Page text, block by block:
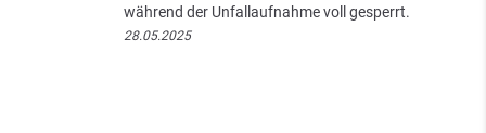
während der Unfallaufnahme voll gesperrt.
28.05.2025